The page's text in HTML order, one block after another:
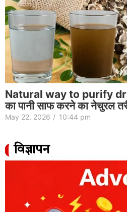
Natural way to purify
का पानी साफ करने का नेचुरल
May 22, 2026 / 10:44 pm
विज्ञापन